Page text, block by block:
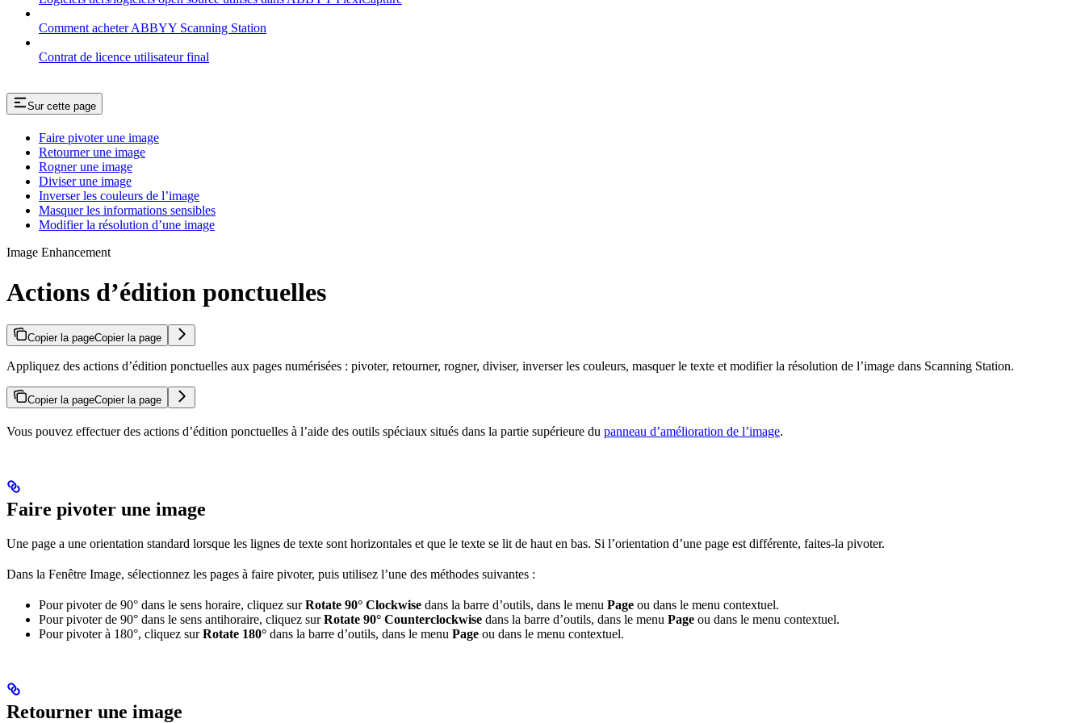
Comment acheter ABBYY Scanning Station
Contrat de licence utilisateur final
Sur cette page
Faire pivoter une image
Retourner une image
Rogner une image
Diviser une image
Inverser les couleurs de l’image
Masquer les informations sensibles
Modifier la résolution d’une image
Image Enhancement
Actions d’édition ponctuelles
Copier la pageCopier la page
Appliquez des actions d’édition ponctuelles aux pages numérisées : pivoter, retourner, rogner, diviser, inverser les couleurs, masquer le texte et modifier la résolution de l’image dans Scanning Station.
Copier la pageCopier la page
Vous pouvez effectuer des actions d’édition ponctuelles à l’aide des outils spéciaux situés dans la partie supérieure du panneau d’amélioration de l’image.
Faire pivoter une image
Une page a une orientation standard lorsque les lignes de texte sont horizontales et que le texte se lit de haut en bas. Si l’orientation d’une page est différente, faites-la pivoter.
Dans la Fenêtre Image, sélectionnez les pages à faire pivoter, puis utilisez l’une des méthodes suivantes :
Pour pivoter de 90° dans le sens horaire, cliquez surRotate 90° Clockwise dans la barre d’outils, dans le menu Page ou dans le menu contextuel.
Pour pivoter de 90° dans le sens antihoraire, cliquez surRotate 90° Counterclockwise dans la barre d’outils, dans le menu Page ou dans le menu contextuel.
Pour pivoter à 180°, cliquez surRotate 180° dans la barre d’outils, dans le menu Page ou dans le menu contextuel.
Retourner une image